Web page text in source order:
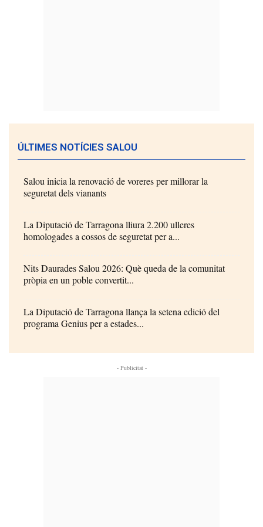
ÚLTIMES NOTÍCIES SALOU
Salou inicia la renovació de voreres per millorar la
seguretat dels vianants
La Diputació de Tarragona lliura 2.200 ulleres
homologades a cossos de seguretat per a...
Nits Daurades Salou 2026: Què queda de la comunitat
pròpia en un poble convertit...
La Diputació de Tarragona llança la setena edició del
programa Genius per a estades...
- Publicitat -